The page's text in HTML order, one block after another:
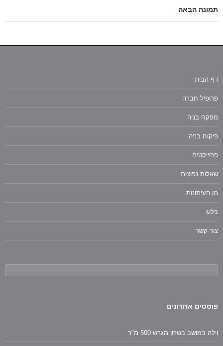
תמונה הבאה
דף הבית
פרופיל חברה
מפקח בניה
פיקוח בניה
פרוייקטים
שאלות נפוצות
מן העיתונות
בלוג
צור קשר
פוסטים אחרונים
וילה במושב בשרון מגרש 500 מ"ר